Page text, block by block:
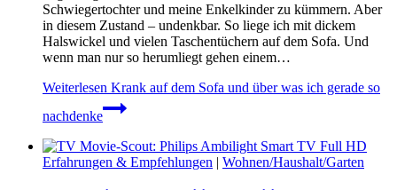
Schwiegertochter und meine Enkelkinder zu kümmern. Aber
in diesem Zustand – undenkbar. So liege ich mit dickem
Halswickel und vielen Taschentüchern auf dem Sofa. Und
wenn man nur so herumliegt gehen einem…
Weiterlesen Krank auf dem Sofa und über was ich gerade so
nachdenke
Erfahrungen & Empfehlungen | Wohnen/Haushalt/Garten